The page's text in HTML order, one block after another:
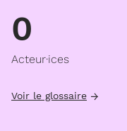
0
Acteur·ices
Voir le glossaire